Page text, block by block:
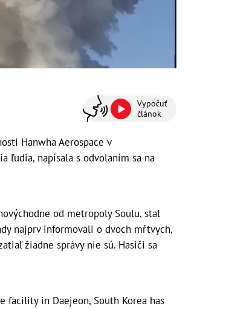
Vypočuť
článok
Hanwha Aerospace v
ľudia, napísala s odvolaním sa na
od metropoly Soulu, stal
najprv informovali o dvoch mŕtvych,
žiadne správy nie sú. Hasiči sa
facility in Daejeon, South Korea has